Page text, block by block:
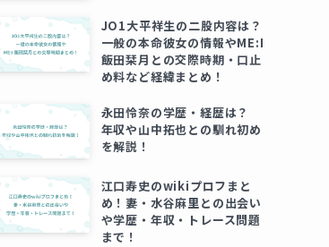
JO1大平祥生の二股内容は？
一般の本命彼女の情報やME:I
飯田栞月との交際時期・口止
め料など経緯まとめ！
永田怜奈の学歴・経歴は？
年収や山中拓也との馴れ初め
を解説！
江口寿史のwikiプロフまと
め！妻・水谷麻里との出会い
や学歴・年収・トレース問題
まで！